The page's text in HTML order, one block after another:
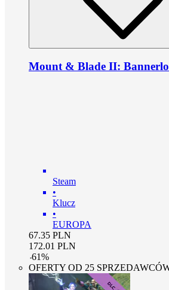
Mount & Blade II:
Steam
•
Klucz
•
EUROPA
67.35 PLN
172.01 PLN
-61%
OFERTY OD 25